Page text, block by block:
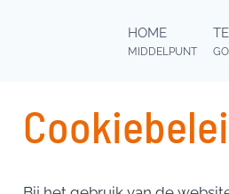
HOME
MIDDELPUNT